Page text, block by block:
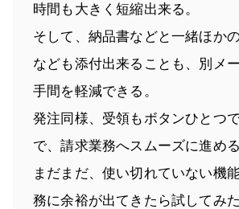
時間も大きく短縮出来る。
そして、納品書などと一緒ほか
なども添付出来ることも、別メ
手間を軽減できる。
発注同様、受領もボタンひとつ
で、請求業務へスムーズに進める
まだまだ、使い切れていない機
務に余裕が出てきたら試してみた